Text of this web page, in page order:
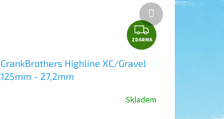
Z
D
A
ZDARMA
CrankBrothers Highline XC/Gravel
125mm - 27,2mm
Skladem
Další
produkt